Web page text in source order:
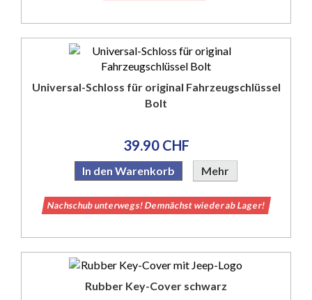
Universal-Schloss für original Fahrzeugschlüssel
Bolt
39.90 CHF
In den Warenkorb Mehr
Nachschub unterwegs! Demnächst wieder ab Lager!
Rubber Key-Cover schwarz